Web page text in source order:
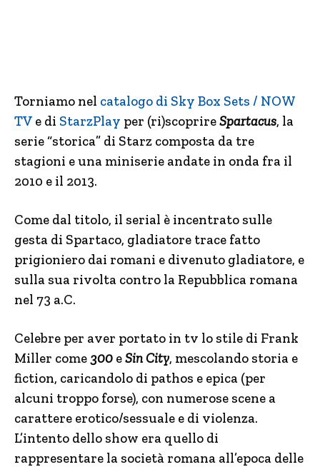
Torniamo nel catalogo di Sky Box Sets / NOW
TV e di StarzPlay per (ri)scoprireSpartacus, la
serie “storica” di Starz composta da tre
stagioni e una miniserie andate in onda fra il
2010 e il 2013.
Come dal titolo, il serial è incentrato sulle
gesta di Spartaco, gladiatore trace fatto
prigioniero dai romani e divenuto gladiatore, e
sulla sua rivolta contro la Repubblica romana
nel 73 a.C.
Celebre per aver portato in tv lo stile di Frank
Miller come300 eSin City, mescolando storia e
fiction, caricandolo di pathos e epica (per
alcuni troppo forse), con numerose scene a
carattere erotico/sessuale e di violenza.
L’intento dello show era quello di
rappresentare la società romana all’epoca delle